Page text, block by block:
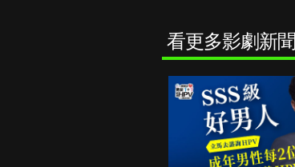
看更多影劇新聞